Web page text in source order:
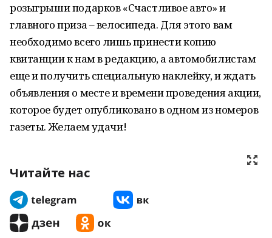
розыгрыши подарков «Счастливое авто» и
главного приза – велосипеда. Для этого вам
необходимо всего лишь принести копию
квитанции к нам в редакцию, а автомобилистам
еще и получить специальную наклейку, и ждать
объявления о месте и времени проведения акции,
которое будет опубликовано в одном из номеров
газеты. Желаем удачи!
Читайте нас